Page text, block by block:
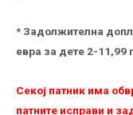
* Задолжителна
евра за дете 2-11,99
Секој патник има
патните исправи и